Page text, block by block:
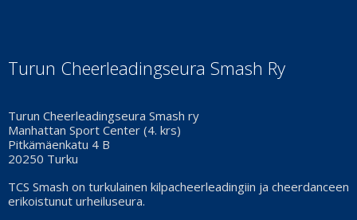
Turun Cheerleadingseura Smash Ry
Turun Cheerleadingseura Smash ry
Manhattan Sport Center (4. krs)
Pitkämäenkatu 4 B
20250 Turku
TCS Smash on turkulainen kilpacheerleadingiin ja cheerdanceen
erikoistunut urheiluseura.